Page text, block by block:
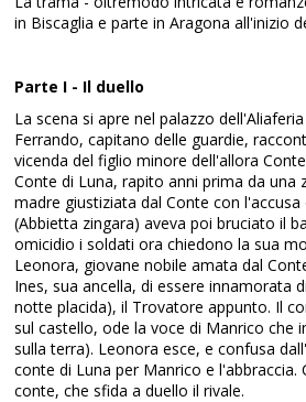
in Biscaglia e parte in Aragona all'inizio
Parte I - Il duello
La scena si apre nel palazzo
Ferrando, capitano delle guardie,
vicenda del figlio minore dell'allora
Conte di Luna, rapito anni prima da una
madre giustiziata dal Conte con
(Abbietta zingara) aveva poi bruciato il
omicidio i soldati ora chiedono la sua
Leonora, giovane nobile amata dal
Ines, sua ancella, di essere innamorata
notte placida), il Trovatore appunto. Il
sul castello, ode la voce di Manrico che
sulla terra). Leonora esce, e confusa
conte di Luna per Manrico e l'abbraccia.
conte, che sfida a duello il rivale.